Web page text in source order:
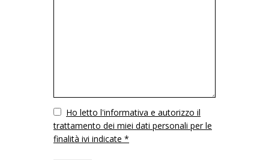
VuotoHo letto l'informativa e autorizzo il
trattamento dei miei dati personali per le
finalità ivi indicate *